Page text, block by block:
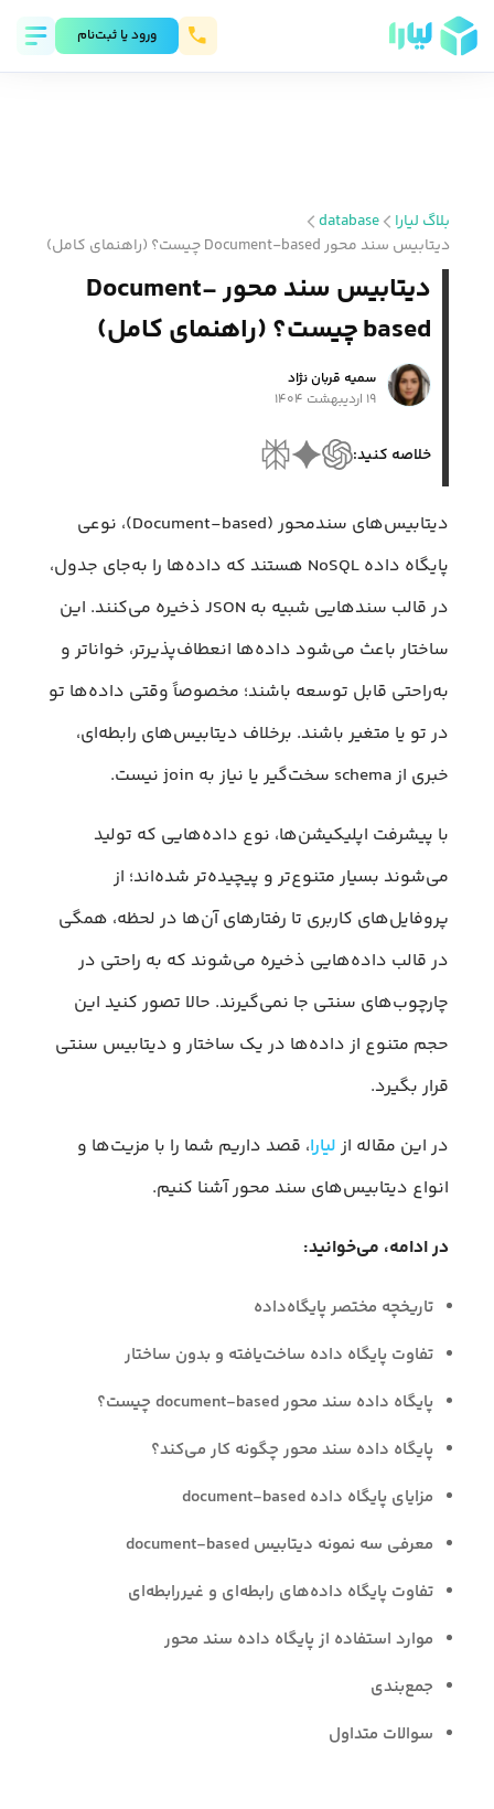
ورود يا ثبت‌نام
بلاگ لیارا
database
دیتابیس‌ سند محور Document-based چیست؟ (راهنمای کامل)
دیتابیس‌ سند محور Document-
based چیست؟ (راهنمای کامل)
سمیه قربان نژاد
۱۹ اردیبهشت ۱۴۰۴
خلاصه کنید:
دیتابیس‌های سندمحور (Document-based)، نوعی
پایگاه داده NoSQL هستند که داده‌ها را به‌جای جدول،
در قالب سندهایی شبیه به JSON ذخیره می‌کنند. این
ساختار باعث می‌شود داده‌ها انعطاف‌پذیرتر، خواناتر و
به‌راحتی قابل توسعه باشند؛ مخصوصاً وقتی داده‌ها تو
در تو یا متغیر باشند. برخلاف دیتابیس‌های رابطه‌ای،
خبری از schema سخت‌گیر یا نیاز به join نیست.
با پیشرفت اپلیکیشن‌ها، نوع داده‌هایی که تولید
می‌شوند بسیار متنوع‌تر و پیچیده‌تر شده‌اند؛ از
پروفایل‌های کاربری تا رفتارهای آن‌ها در لحظه، همگی
در قالب داده‌هایی ذخیره می‌شوند که به‌ راحتی در
چارچوب‌های سنتی جا نمی‌گیرند. حالا تصور کنید این
حجم متنوع از داده‌ها در یک ساختار و دیتابیس سنتی
قرار بگیرد.
در این مقاله از لیارا، قصد داریم شما را با مزیت‌‌ها و
انواع دیتابیس‌های سند محور آشنا کنیم.
در ادامه، می‌خوانید:
تاریخچه مختصر پایگاه‌داده
تفاوت پایگاه‌ داده ساخت‌یافته و بدون ساختار
پایگاه‌ داده سند محور document-based چیست؟
پایگاه‌ داده سند محور چگونه کار می‌کند؟
مزایای پایگاه داده document-based
معرفی سه نمونه دیتابیس document-based
تفاوت پایگاه داده‌های رابطه‌ای و غیررابطه‌ای
موارد استفاده از پایگاه داده سند محور
جمع‌بندی
سوالات متداول